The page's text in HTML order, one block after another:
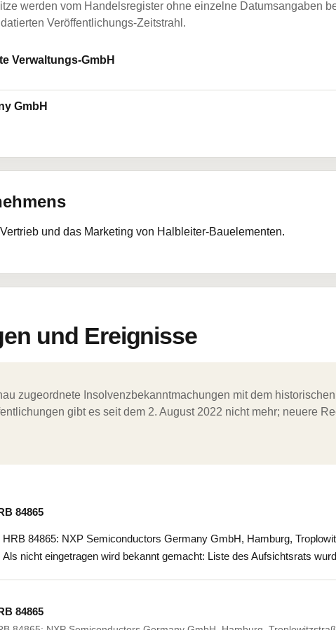
werden vom Handelsregister ohne einzelne Datumsangaben
Veröffentlichungs-Zeitstrahl.
Verwaltungs-GmbH
GmbH
und das Marketing von Halbleiter-Bauelementen.
und Ereignisse
zugeordnete Insolvenzbekanntmachungen mit dem
gibt es seit dem 2. August 2022 nicht mehr; neuere
84865
HRB 84865: NXP Semiconductors Germany GmbH, Hamburg,
Als nicht eingetragen wird bekannt gemacht: Liste des Aufsichtsrats
84865